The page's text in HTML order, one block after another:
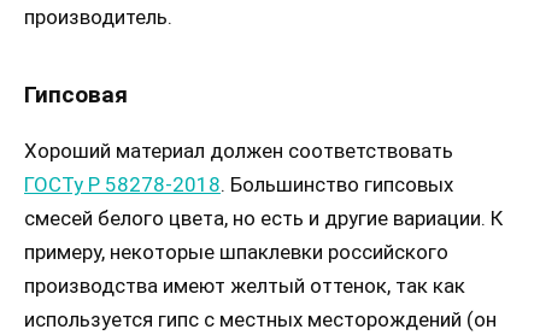
производитель.
Гипсовая
Хороший материал должен соответствовать
ГОСТу Р 58278-2018. Большинство гипсовых
смесей белого цвета, но есть и другие вариации. К
примеру, некоторые шпаклевки российского
производства имеют желтый оттенок, так как
используется гипс с местных месторождений (он